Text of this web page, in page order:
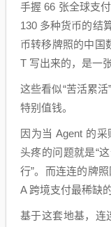
手握 66 张全球支
130 多种货币的结
币转移牌照的中国
T 写出来的，是一
这些看似“苦活累
特别值钱。
因为当 Agent 的
头疼的问题就是“
行”。而连连的牌
A 跨境支付最稀缺的
基于这套地基，连